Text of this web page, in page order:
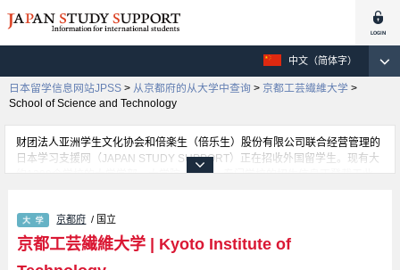
中文（简体字）
日本留学信息网站JPSS > 从京都府的从大学中查询 > 京都工芸繊維大学 >
School of Science and Technology
财团法人亚洲学生文化协会和倍楽生（倍乐生）股份有限公司联合经营管理的
日本学习支援网（JAPAN STUDY SUPPORT）正在招收外国留学生。现有大
约1300个学校的大学学部、大学院、短大、专门学校的招生信息正登载于此
Technology 学部等各学部的不同信息。招收名额、合格人数等考试信息，以
及设施介绍、联系方式等外国留学生必要的信息都登载于此，请务必查阅和利
用此网。
京都府 / 国立
京都工芸繊維大学| Kyoto Institute of